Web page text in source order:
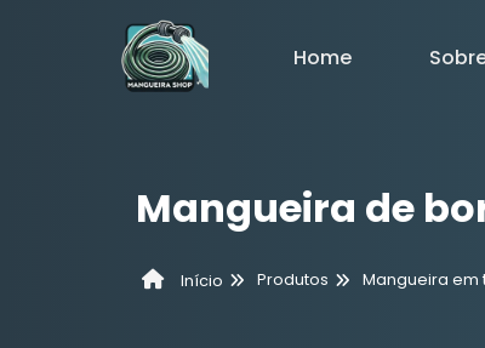
Home
Mangueira de
Início Produtos Mangueira em